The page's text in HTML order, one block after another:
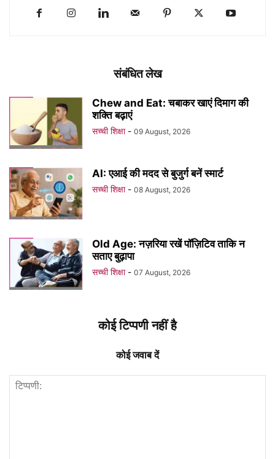
संबंधित लेख
Chew and Eat: चबाकर खाएं दिमाग की
शक्ति बढ़ाएं
सच्ची शिक्षा - 09 August, 2026
AI: एआई की मदद से बुजुर्ग बनें स्मार्ट
सच्ची शिक्षा - 08 August, 2026
Old Age: नज़रिया रखें पॉज़िटिव ताकि न
सताए बुढ़ापा
सच्ची शिक्षा - 07 August, 2026
कोई टिप्पणी नहीं है
कोई जवाब दें